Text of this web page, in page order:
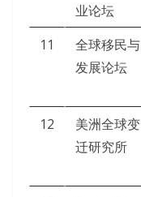
业论坛
11
全球移民与
发展论坛
12
美洲全球变
迁研究所